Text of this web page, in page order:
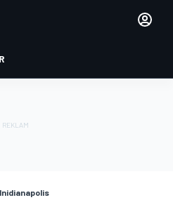
Inidianapolis